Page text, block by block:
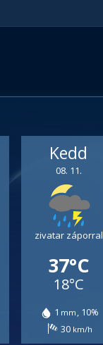
Kedd
08. 11.
zivatar záporral
37°C
18°C
1
10
30